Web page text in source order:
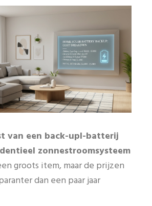
van een back-upl-batterij
zonnestroomsysteem
groots item, maar de prijzen
dan een paar jaar